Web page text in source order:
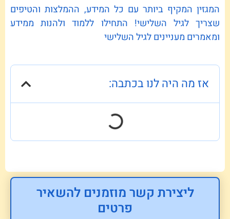
המגזין המקיף ביותר עם כל המידע, ההמלצות והטיפים
שצריך לגיל השלישי! התחילו ללמוד ולהנות ממידע
ומאמרים מעניינים לגיל השלישי
אז מה היה לנו בכתבה:
ליצירת קשר מוזמנים להשאיר
פרטים